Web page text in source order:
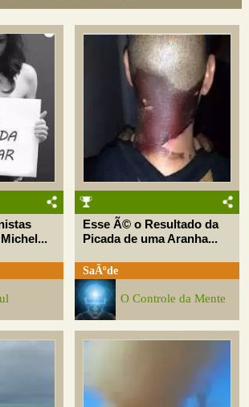
Esse Ã© o Resultado da
Picada de uma Aranha...
SaÃºde
O Controle da Mente